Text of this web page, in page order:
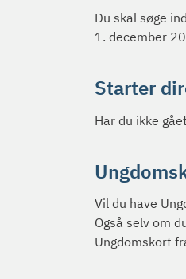
Du skal søge
1. december
Starter
Har du ikke
Vil du have
Også selv om
Ungdomskort